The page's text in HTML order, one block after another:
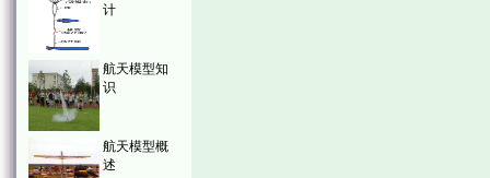
计
航天模型知
识
航天模型概
述